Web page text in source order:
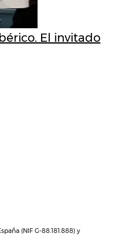
El invitado
(NIF G-88.181.888) y